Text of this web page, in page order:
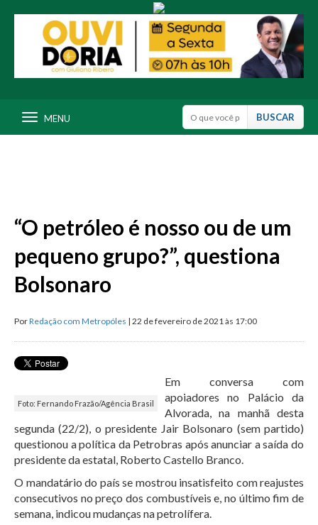
MENU
“O petróleo é nosso ou de um
pequeno grupo?”, questiona
Bolsonaro
PorRedação com Metropóles | 22 de fevereiro de 2021 às 17:00
Foto: Fernando Frazão/Agência Brasil
Em conversa com
apoiadores no Palácio da
Alvorada, na manhã desta
segunda (22/2), o presidente Jair Bolsonaro (sem partido)
questionou a política da Petrobras após anunciar a saída do
presidente da estatal, Roberto Castello Branco.
O mandatário do país se mostrou insatisfeito com reajustes
consecutivos no preço dos combustíveis e, no último fim de
semana, indicou mudanças na petrolífera.